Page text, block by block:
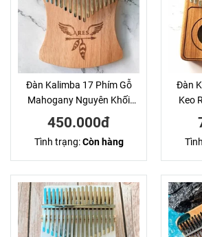
Đàn Kalimba 17 Phím Gỗ
Mahogany Nguyên Khối
Ares
450.000đ
Tình trạng:Còn hàng
Đàn
Keo